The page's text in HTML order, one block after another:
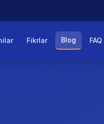
Fikrlar Blog FAQ